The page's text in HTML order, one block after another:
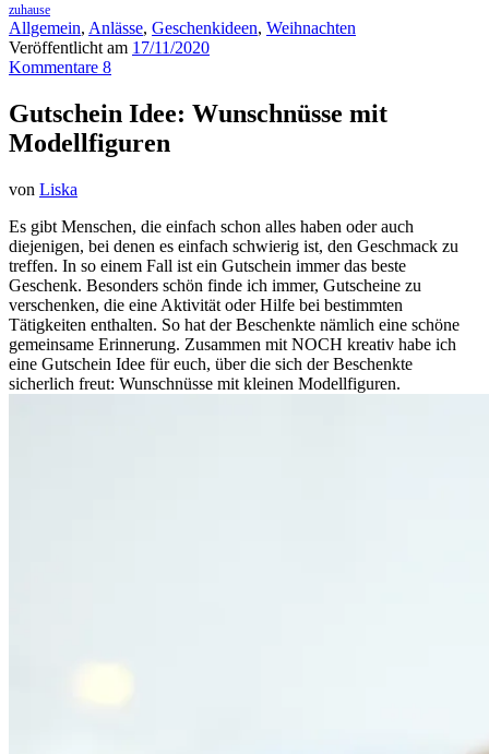
zuhause
Allgemein, Anlässe, Geschenkideen, Weihnachten
Veröffentlicht am 17/11/2020
Kommentare 8
Gutschein Idee: Wunschnüsse mit
Modellfiguren
von Liska
Es gibt Menschen, die einfach schon alles haben oder auch
diejenigen, bei denen es einfach schwierig ist, den Geschmack zu
treffen. In so einem Fall ist ein Gutschein immer das beste
Geschenk. Besonders schön finde ich immer, Gutscheine zu
verschenken, die eine Aktivität oder Hilfe bei bestimmten
Tätigkeiten enthalten. So hat der Beschenkte nämlich eine schöne
gemeinsame Erinnerung. Zusammen mit NOCH kreativ habe ich
eine Gutschein Idee für euch, über die sich der Beschenkte
sicherlich freut: Wunschnüsse mit kleinen Modellfiguren.